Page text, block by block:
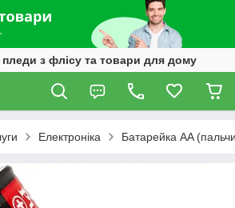
пледи з флісу та товари для дому
Електроніка Батарейка AA